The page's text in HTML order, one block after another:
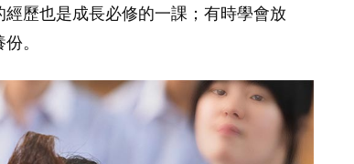
歷也是成長必修的一課；有時學會放
。